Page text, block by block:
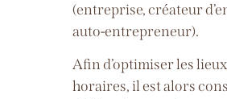
(entreprise, créateur
auto-entrepreneur).
Afin d’optimiser les
horaires, il est alors